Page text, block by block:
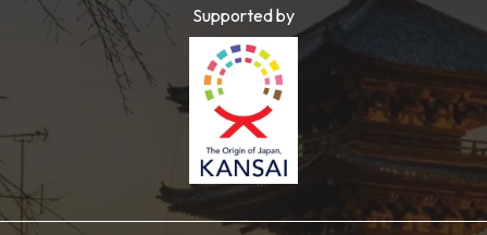
Supported by